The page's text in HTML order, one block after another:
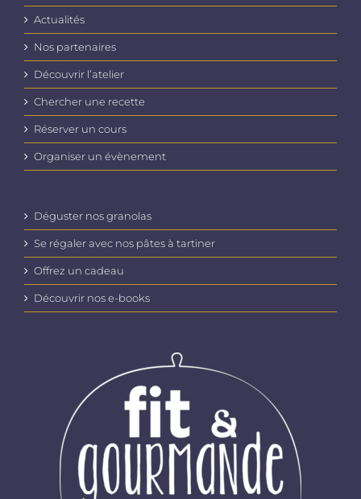
Actualités
Nos partenaires
Découvrir l’atelier
Chercher une recette
Réserver un cours
Organiser un évènement
Déguster nos granolas
Se régaler avec nos pâtes à tartiner
Offrez un cadeau
Découvrir nos e-books